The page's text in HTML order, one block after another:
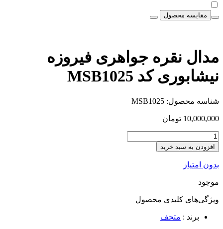
مقایسه محصول
مدال نقره جواهری فیروزه
نیشابوری کد MSB1025
شناسه محصول: MSB1025
10,000,000 تومان
افزودن به سبد خرید
بدون امتیاز
موجود
ویژگی‌های کلیدی محصول
برند : متحف